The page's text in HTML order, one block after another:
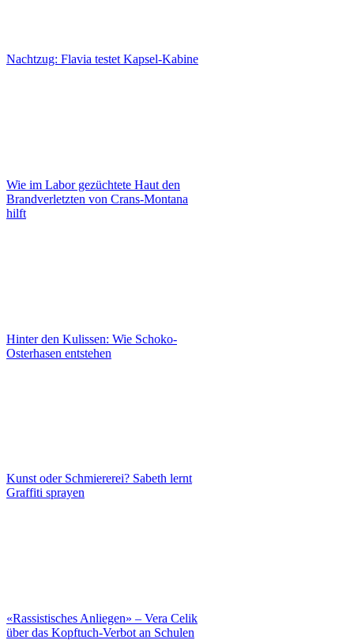
Nachtzug: Flavia testet Kapsel-Kabine
Wie im Labor gezüchtete Haut den
Brandverletzten von Crans-Montana
hilft
Hinter den Kulissen: Wie Schoko-
Osterhasen entstehen
Kunst oder Schmiererei? Sabeth lernt
Graffiti sprayen
«Rassistisches Anliegen» – Vera Celik
über das Kopftuch-Verbot an Schulen